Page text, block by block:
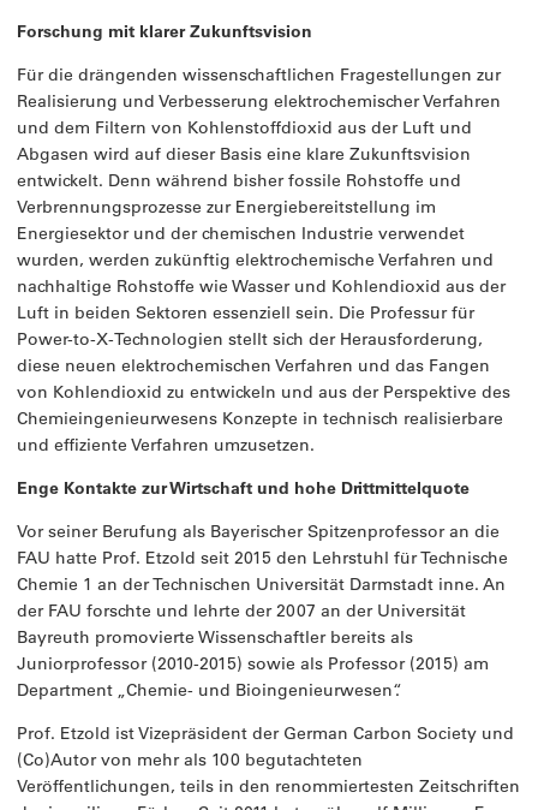
Forschung mit klarer Zukunftsvision
Für die drängenden wissenschaftlichen Fragestellungen zur
Realisierung und Verbesserung elektrochemischer Verfahren
und dem Filtern von Kohlenstoffdioxid aus der Luft und
Abgasen wird auf dieser Basis eine klare Zukunftsvision
entwickelt. Denn während bisher fossile Rohstoffe und
Verbrennungsprozesse zur Energiebereitstellung im
Energiesektor und der chemischen Industrie verwendet
wurden, werden zukünftig elektrochemische Verfahren und
nachhaltige Rohstoffe wie Wasser und Kohlendioxid aus der
Luft in beiden Sektoren essenziell sein. Die Professur für
Power-to-X-Technologien stellt sich der Herausforderung,
diese neuen elektrochemischen Verfahren und das Fangen
von Kohlendioxid zu entwickeln und aus der Perspektive des
Chemieingenieurwesens Konzepte in technisch realisierbare
und effiziente Verfahren umzusetzen.
Enge Kontakte zur Wirtschaft und hohe Drittmittelquote
Vor seiner Berufung als Bayerischer Spitzenprofessor an die
FAU hatte Prof. Etzold seit 2015 den Lehrstuhl für Technische
Chemie 1 an der Technischen Universität Darmstadt inne. An
der FAU forschte und lehrte der 2007 an der Universität
Bayreuth promovierte Wissenschaftler bereits als
Juniorprofessor (2010-2015) sowie als Professor (2015) am
Department „Chemie- und Bioingenieurwesen“.
Prof. Etzold ist Vizepräsident der German Carbon Society und
(Co)Autor von mehr als 100 begutachteten
Veröffentlichungen, teils in den renommiertesten Zeitschriften